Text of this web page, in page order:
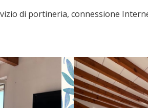
di portineria, connessione